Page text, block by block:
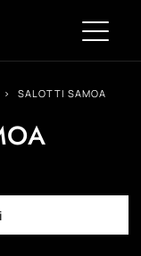
> SALOTTI SAMOA